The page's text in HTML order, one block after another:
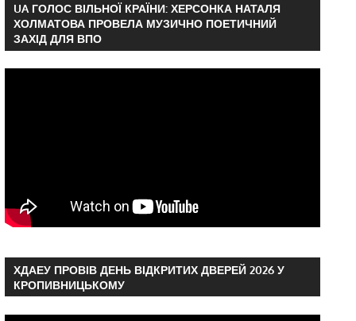
UA ГОЛОС ВІЛЬНОЇ КРАЇНИ: ХЕРСОНКА НАТАЛЯ
ХОЛМАТОВА ПРОВЕЛА МУЗИЧНО ПОЕТИЧНИЙ
ЗАХІД ДЛЯ ВПО
ХДАЕУ ПРОВІВ ДЕНЬ ВІДКРИТИХ ДВЕРЕЙ 2026 У
КРОПИВНИЦЬКОМУ